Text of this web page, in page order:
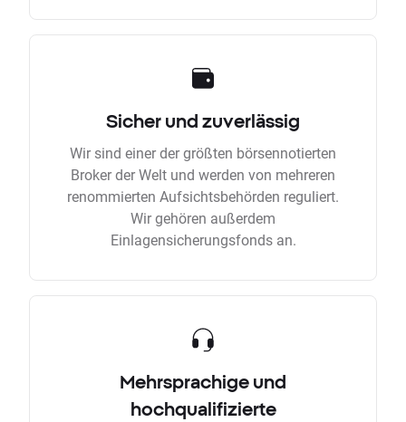
Sicher und zuverlässig
Wir sind einer der größten börsennotierten
Broker der Welt und werden von mehreren
renommierten Aufsichtsbehörden reguliert.
Wir gehören außerdem
Einlagensicherungsfonds an.
Mehrsprachige und
hochqualifizierte